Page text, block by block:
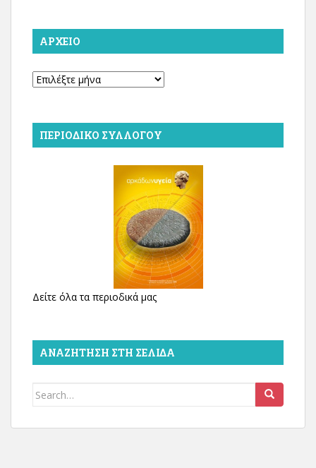
ΑΡΧΕΊΟ
Αρχείο
ΠΕΡΙΟΔΙΚΌ ΣΥΛΛΌΓΟΥ
Δείτε όλα τα περιοδικά μας
ΑΝΑΖΉΤΗΣΗ ΣΤΗ ΣΕΛΊΔΑ
Search